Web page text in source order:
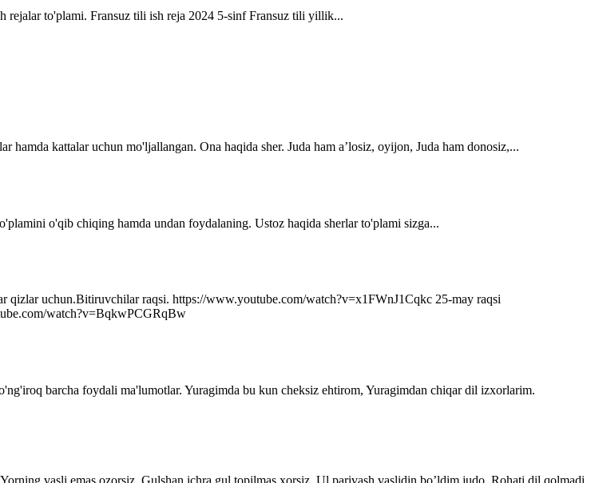
to'plami. Fransuz tili ish reja 2024 5-sinf Fransuz tili yillik...
kattalar uchun mo'ljallangan. Ona haqida sher. Juda ham a’losiz, oyijon, Juda ham donosiz,...
o'qib chiqing hamda undan foydalaning. Ustoz haqida sherlar to'plami sizga...
qizlar uchun.Bitiruvchilar raqsi. https://www.youtube.com/watch?v=x1FWnJ1Cqkc 25-may raqsi
watch?v=BqkwPCGRqBw
barcha foydali ma'lumotlar. Yuragimda bu kun cheksiz ehtirom, Yuragimdan chiqar dil izxorlarim.